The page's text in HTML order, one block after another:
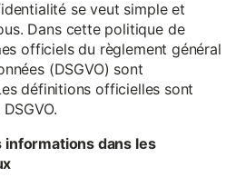
se veut simple et
Dans cette politique de
officiels du règlement général
(DSGVO) sont
définitions officielles sont
dans les